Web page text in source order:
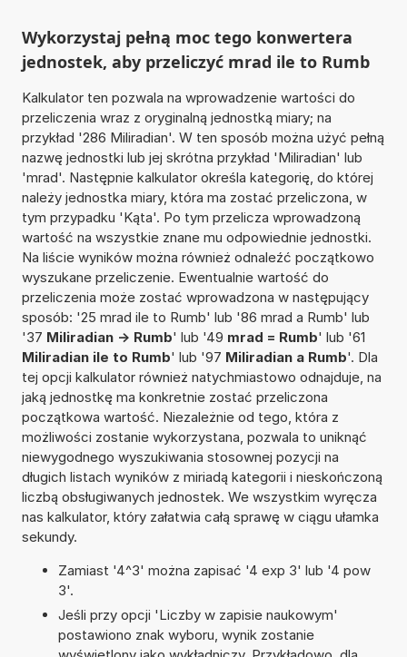
Wykorzystaj pełną moc tego konwertera
jednostek, aby przeliczyć mrad ile to Rumb
Kalkulator ten pozwala na wprowadzenie wartości do
przeliczenia wraz z oryginalną jednostką miary; na
przykład '286 Miliradian'. W ten sposób można użyć pełną
nazwę jednostki lub jej skrótna przykład 'Miliradian' lub
'mrad'. Następnie kalkulator określa kategorię, do której
należy jednostka miary, która ma zostać przeliczona, w
tym przypadku 'Kąta'. Po tym przelicza wprowadzoną
wartość na wszystkie znane mu odpowiednie jednostki.
Na liście wyników można również odnaleźć początkowo
wyszukane przeliczenie. Ewentualnie wartość do
przeliczenia może zostać wprowadzona w następujący
sposób: '25 mrad ile to Rumb' lub '86 mrad a Rumb' lub
'37 Miliradian -> Rumb' lub '49 mrad = Rumb' lub '61
Miliradian ile to Rumb' lub '97 Miliradian a Rumb'. Dla
tej opcji kalkulator również natychmiastowo odnajduje, na
jaką jednostkę ma konkretnie zostać przeliczona
początkowa wartość. Niezależnie od tego, która z
możliwości zostanie wykorzystana, pozwala to uniknąć
niewygodnego wyszukiwania stosownej pozycji na
długich listach wyników z miriadą kategorii i nieskończoną
liczbą obsługiwanych jednostek. We wszystkim wyręcza
nas kalkulator, który załatwia całą sprawę w ciągu ułamka
sekundy.
Zamiast '4^3' można zapisać '4 exp 3' lub '4 pow
3'.
Jeśli przy opcji 'Liczby w zapisie naukowym'
postawiono znak wyboru, wynik zostanie